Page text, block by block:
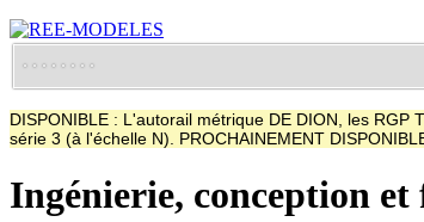
DISPONIBLE : L'autorail métrique DE DION, les RGP
série 3 (à l'échelle N). PROCHAINEMENT
Ingénierie, conception